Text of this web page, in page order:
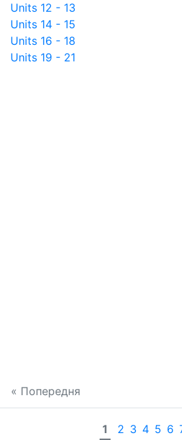
Units 12 - 13
Units 14 - 15
Units 16 - 18
Units 19 - 21
« Попередня
1 2 3 4 5 6